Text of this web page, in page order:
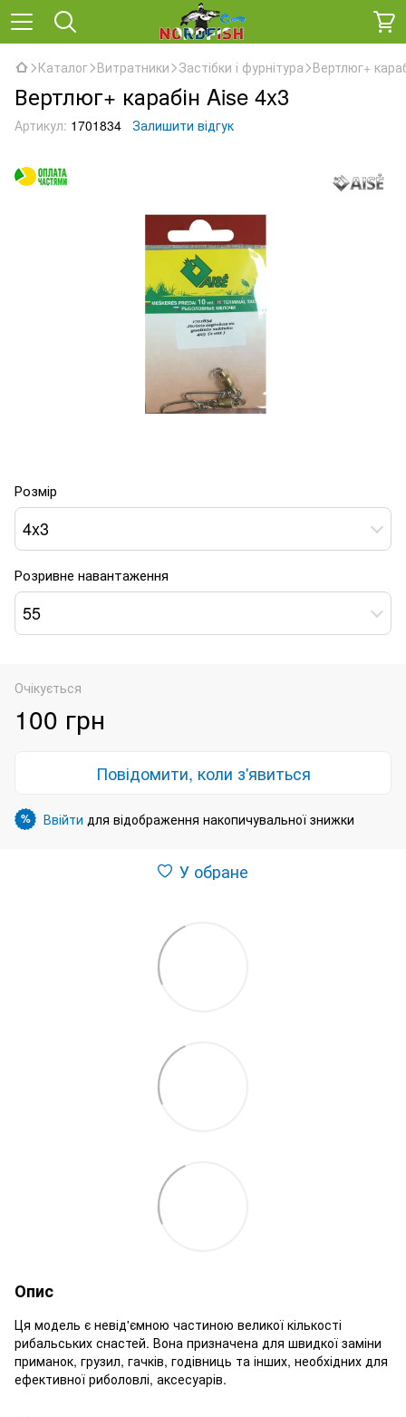
Каталог Витратники Застібки і фурнітура Вертлюг+
Вертлюг+ карабін Aise 4x3
Артикул: 1701834 Залишити відгук
Розмір
4x3
Розривне навантаження
55
Очікується
100 грн
Повідомити, коли з'явиться
% Ввійти для відображення накопичувальної знижки
У обране
Опис
Ця модель є невід'ємною частиною великої кількості
рибальських снастей. Вона призначена для швидкої заміни
приманок, грузил, гачків, годівниць та інших, необхідних для
ефективної риболовлі, аксесуарів.